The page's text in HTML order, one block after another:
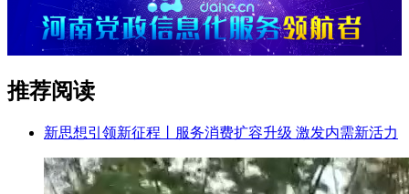
推荐阅读
新思想引领新征程丨服务消费扩容升级 激发内需新活力